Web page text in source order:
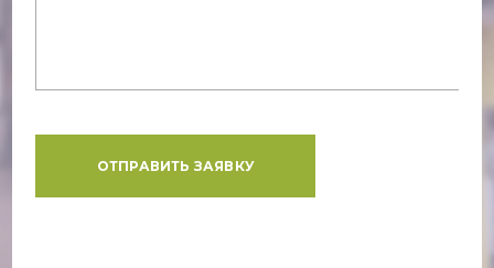
ОТПРАВИТЬ ЗАЯВКУ